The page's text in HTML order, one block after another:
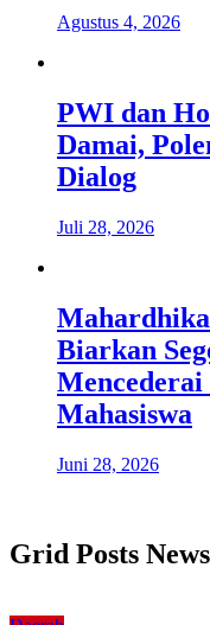
Agustus 4, 2026
PWI dan
Damai,
Dialog
Juli 28, 2026
Biarkan
Mahasiswa
Juni 28, 2026
Grid Posts News